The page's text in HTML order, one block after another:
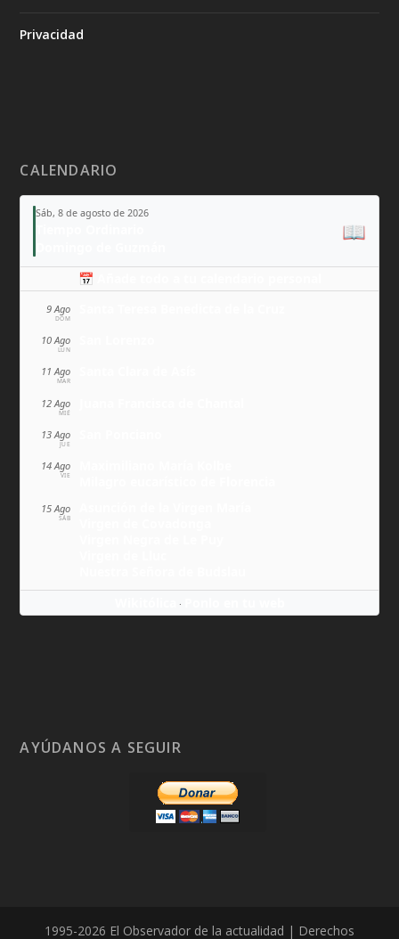
Privacidad
CALENDARIO
Sáb, 8 de agosto de 2026
📖
📅 Añade todo a tu calendario personal
9 Ago
DOM
10 Ago
LUN
11 Ago
MAR
12 Ago
MIÉ
13 Ago
JUE
14 Ago
VIE
15 Ago
SÁB
·
AYÚDANOS A SEGUIR
1995-2026 El Observador de la actualidad | Derechos